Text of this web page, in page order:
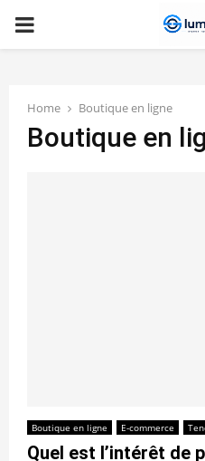
PRIMARY
Home Boutique en ligne
Boutique en
Boutique en ligne E-commerce
Quel est l’intérêt de